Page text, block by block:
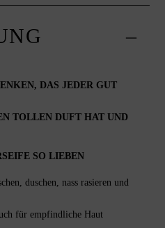
DAS JEDER GUT
TOLLEN DUFT HAT UND
SO LIEBEN
duschen, nass rasieren und
für empfindliche Haut